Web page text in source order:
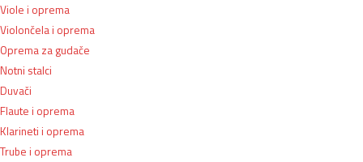
Viole i oprema
Violončela i oprema
Oprema za gudače
Notni stalci
Duvači
Flaute i oprema
Klarineti i oprema
Trube i oprema